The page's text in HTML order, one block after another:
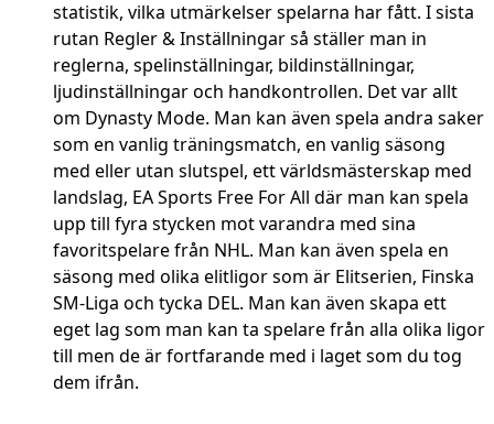
statistik, vilka utmärkelser spelarna har fått. I sista
rutan Regler & Inställningar så ställer man in
reglerna, spelinställningar, bildinställningar,
ljudinställningar och handkontrollen. Det var allt
om Dynasty Mode. Man kan även spela andra saker
som en vanlig träningsmatch, en vanlig säsong
med eller utan slutspel, ett världsmästerskap med
landslag, EA Sports Free For All där man kan spela
upp till fyra stycken mot varandra med sina
favoritspelare från NHL. Man kan även spela en
säsong med olika elitligor som är Elitserien, Finska
SM-Liga och tycka DEL. Man kan även skapa ett
eget lag som man kan ta spelare från alla olika ligor
till men de är fortfarande med i laget som du tog
dem ifrån.